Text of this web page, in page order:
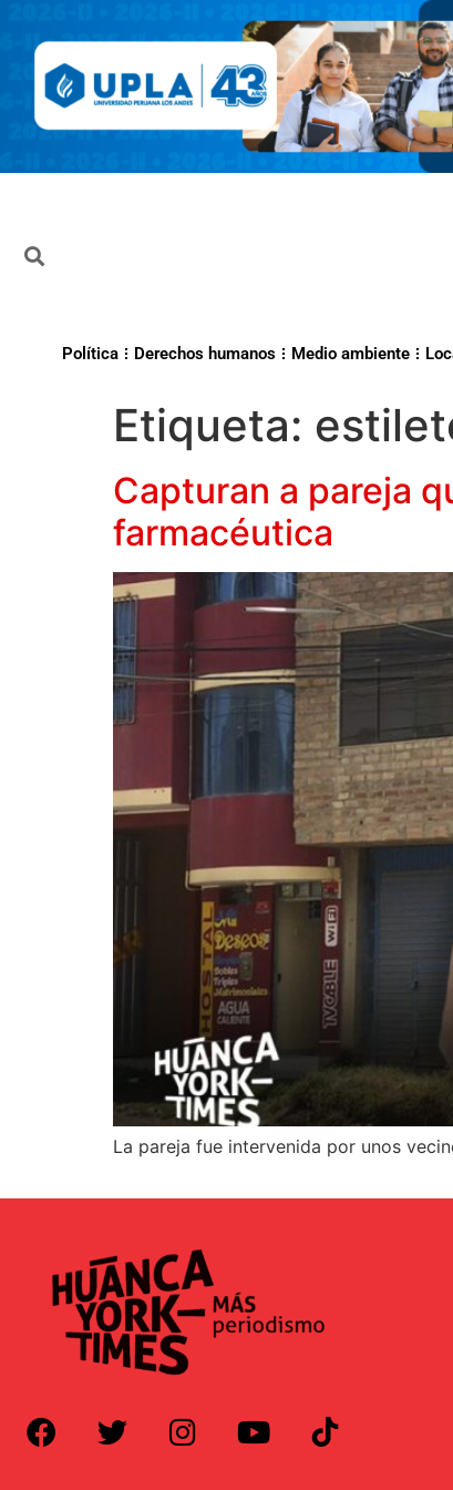
Política Derechos humanos Medio ambiente
Etiqueta:
Capturan a pareja
farmacéutica
La pareja fue intervenida por unos